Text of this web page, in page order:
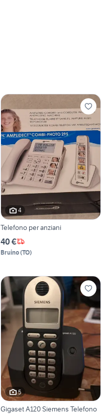
4
Telefono per anziani
40 €
Bruino(TO)
5
Gigaset A120 Siemens Telefono